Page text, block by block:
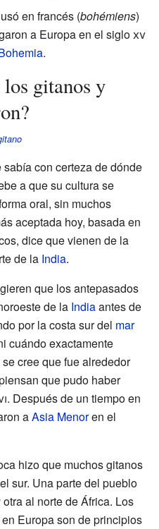
en francés (bohémiens)
a Europa en el sigloxv
.
gitanos y
con certeza de dónde
a que su cultura se
oral, sin muchos
aceptada hoy, basada en
dice que vienen de la
de la India.
que los antepasados
de la Indiaantes de
por la costa sur del mar
cuándo exactamente
cree que fue alrededor
que pudo haber
. Después de un tiempo en
aAsia Menoren el
hizo que muchos gitanos
sur. Una parte del pueblo
al norte de África. Los
Europa son de principios